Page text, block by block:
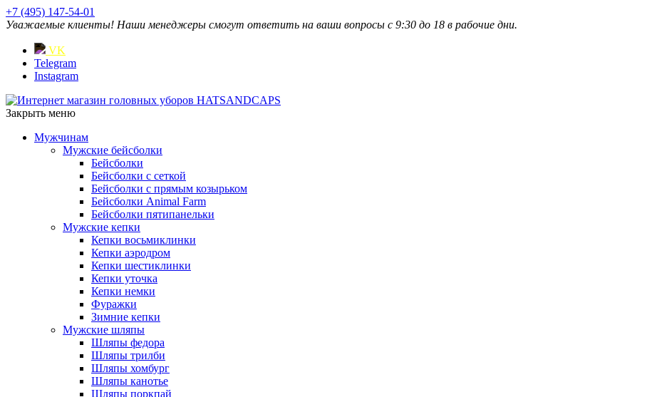
+7 (495) 147-54-01
Уважаемые клиенты! Наши менеджеры смогут ответить на ваши вопросы с 9:30 до 18 в рабочие дни.
VK
Telegram
Instagram
Закрыть меню
Мужчинам
Мужские бейсболки
Бейсболки
Бейсболки с сеткой
Бейсболки с прямым козырьком
Бейсболки Animal Farm
Бейсболки пятипанельки
Мужские кепки
Кепки восьмиклинки
Кепки аэродром
Кепки шестиклинки
Кепки уточка
Кепки немки
Фуражки
Зимние кепки
Мужские шляпы
Шляпы федора
Шляпы трилби
Шляпы хомбург
Шляпы канотье
Шляпы поркпай